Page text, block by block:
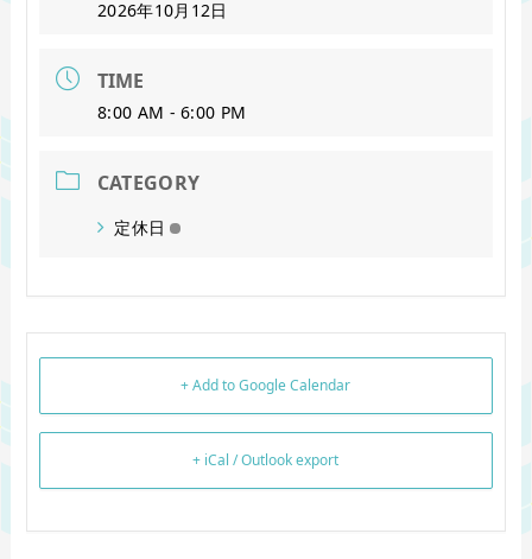
2026年10月12日
TIME
8:00 AM - 6:00 PM
CATEGORY
定休日
+ Add to Google Calendar
+ iCal / Outlook export